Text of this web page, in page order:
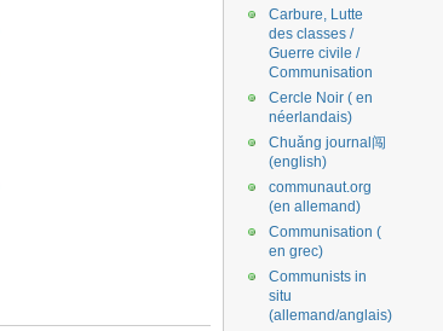
Carbure, Lutte
des classes /
Guerre civile /
Communisation
Cercle Noir ( en
néerlandais)
Chuǎng journal闯
(english)
communaut.org
(en allemand)
Communisation (
en grec)
Communists in
situ
(allemand/anglais)